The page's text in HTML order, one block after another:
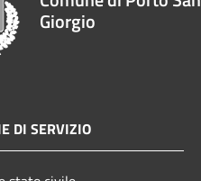
Giorgio
DI SERVIZIO